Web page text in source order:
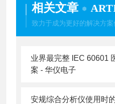
相关文章
致力于成为更好的解决方案
业界最完整 IEC 60601
案 - 华仪电子
安规综合分析仪使用时